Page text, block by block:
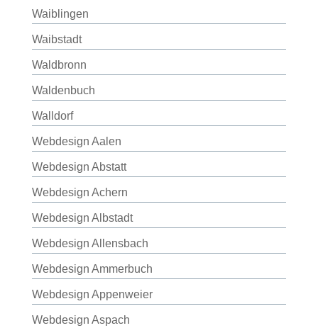
Waiblingen
Waibstadt
Waldbronn
Waldenbuch
Walldorf
Webdesign Aalen
Webdesign Abstatt
Webdesign Achern
Webdesign Albstadt
Webdesign Allensbach
Webdesign Ammerbuch
Webdesign Appenweier
Webdesign Aspach